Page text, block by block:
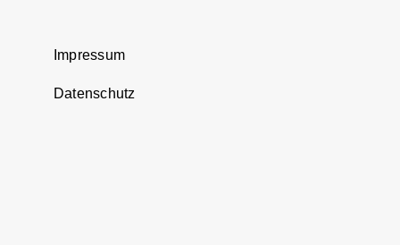
Impressum
Datenschutz